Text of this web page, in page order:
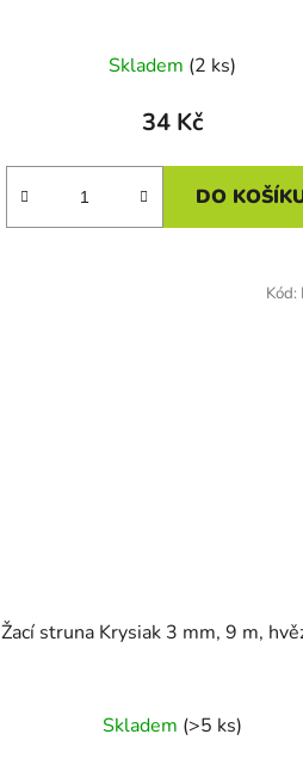
Skladem (2 ks)
34 Kč
DO
Žací struna Krysiak 3 mm, 9 m,
Skladem (>5 ks)
Kód: